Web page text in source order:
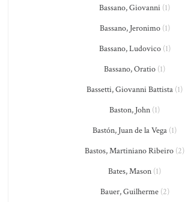
Bassano, Giovanni (1)
Bassano, Jeronimo(1)
Bassano, Ludovico(1)
Bassano, Oratio (1)
Bassetti, Giovanni Battista (1)
Baston, John (1)
Bastón, Juan de la Vega (1)
Bastos, Martiniano Ribeiro (2)
Bates, Mason (1)
Bauer, Guilherme(2)